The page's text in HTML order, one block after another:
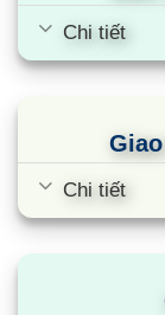
Tủ lạnh
cánh inverter
Chi tiết
Chi tiết